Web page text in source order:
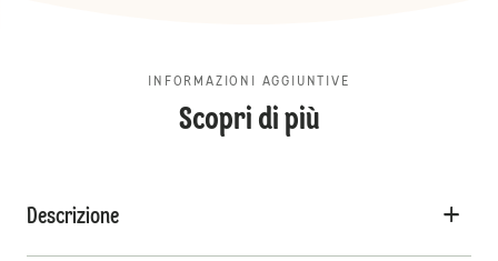
INFORMAZIONI AGGIUNTIVE
Scopri di più
Descrizione